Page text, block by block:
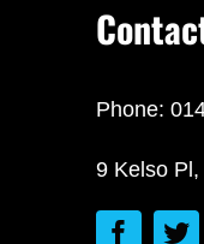
Phone:
9 Kelso